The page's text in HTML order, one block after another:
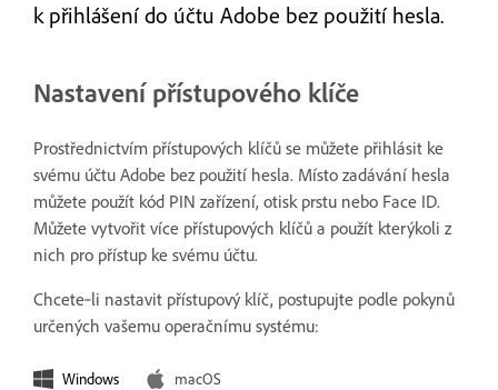
k přihlášení do účtu Adobe bez použití hesla.
Nastavení přístupového klíče
Prostřednictvím přístupových klíčů se můžete přihlásit ke
svému účtu Adobe bez použití hesla. Místo zadávání hesla
můžete použít kód PIN zařízení, otisk prstu nebo Face ID.
Můžete vytvořit více přístupových klíčů a použít kterýkoli z
nich pro přístup ke svému účtu.
Chcete‑li nastavit přístupový klíč, postupujte podle pokynů
určených vašemu operačnímu systému:
Windows macOS